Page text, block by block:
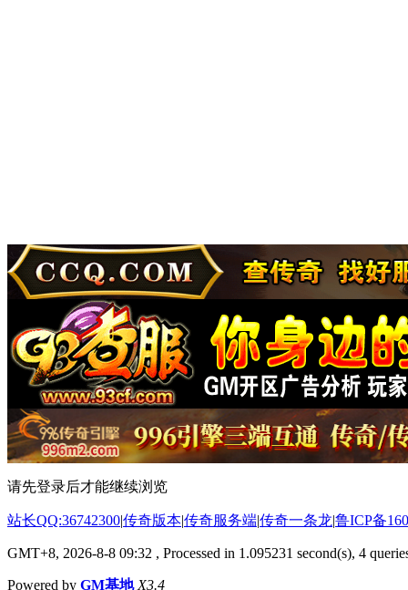
请先登录后才能继续浏览
站长QQ:36742300|传奇版本|传奇服务端|传奇一条龙|鲁ICP备
GMT+8, 2026-8-8 09:32 , Processed in 1.095231 second(s), 4
Powered by GM基地 X3.4